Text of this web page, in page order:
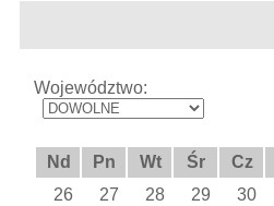
Województwo:
Nd Pn Wt Śr Cz
26
27 28 29 30